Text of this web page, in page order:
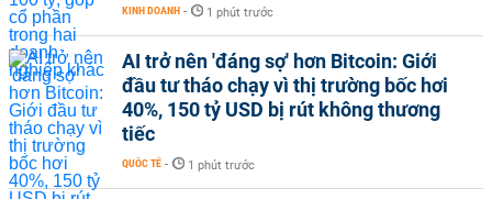
KINH DOANH - 1 phút trước
AI trở nên 'đáng sợ' hơn Bitcoin: Giới
đầu tư tháo chạy vì thị trường bốc hơi
40%, 150 tỷ USD bị rút không thương
tiếc
QUỐC TẾ - 1 phút trước